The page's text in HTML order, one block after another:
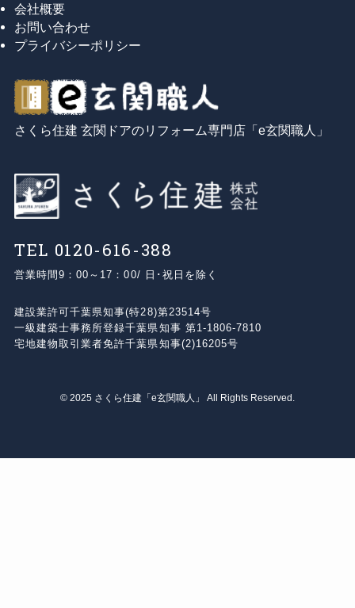
さくら住建 玄関ドアのリフォーム専門店「e玄関職人」
TEL 0120-616-388
営業時間9：00～17：00/ 日･祝日を除く
建設業許可千葉県知事(特28)第23514号
⼀級建築⼠事務所登録千葉県知事 第1-1806-7810
宅地建物取引業者免許千葉県知事(2)16205号
会社概要
お問い合わせ
プライバシーポリシー
© 2025 さくら住建「e玄関職人」 All Rights Reserved.